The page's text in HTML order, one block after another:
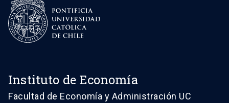
Instituto de Economía
Facultad de Economía y Administración UC